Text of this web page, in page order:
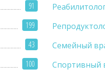
91
199
43
Семейный
100
Спортивный